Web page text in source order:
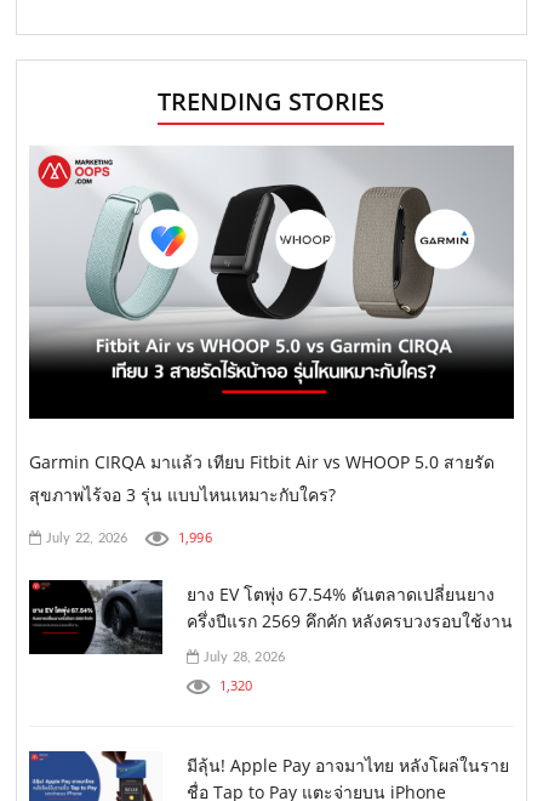
TRENDING STORIES
Garmin CIRQA มาแล้ว เทียบ Fitbit Air vs WHOOP 5.0 สายรัด
สุขภาพไร้จอ 3 รุ่น แบบไหนเหมาะกับใคร?
July 22, 2026 1,996
ยาง EV โตพุ่ง 67.54% ดันตลาดเปลี่ยนยาง
ครึ่งปีแรก 2569 คึกคัก หลังครบวงรอบใช้งาน
July 28, 2026
1,320
มีลุ้น! Apple Pay อาจมาไทย หลังโผล่ในราย
ชื่อ Tap to Pay แตะจ่ายบน iPhone